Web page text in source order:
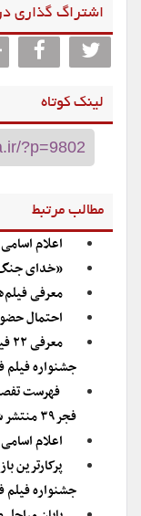
اشتراگ گذاری
لینک کوتاه
مطالب مرتبط
اعلام
«خدای
معرفی
احتمال
جشنواره فیلم
فهرست
فجر۳۹ منتشر شد
اعلام
پرکارترین
جشنواره فیلم